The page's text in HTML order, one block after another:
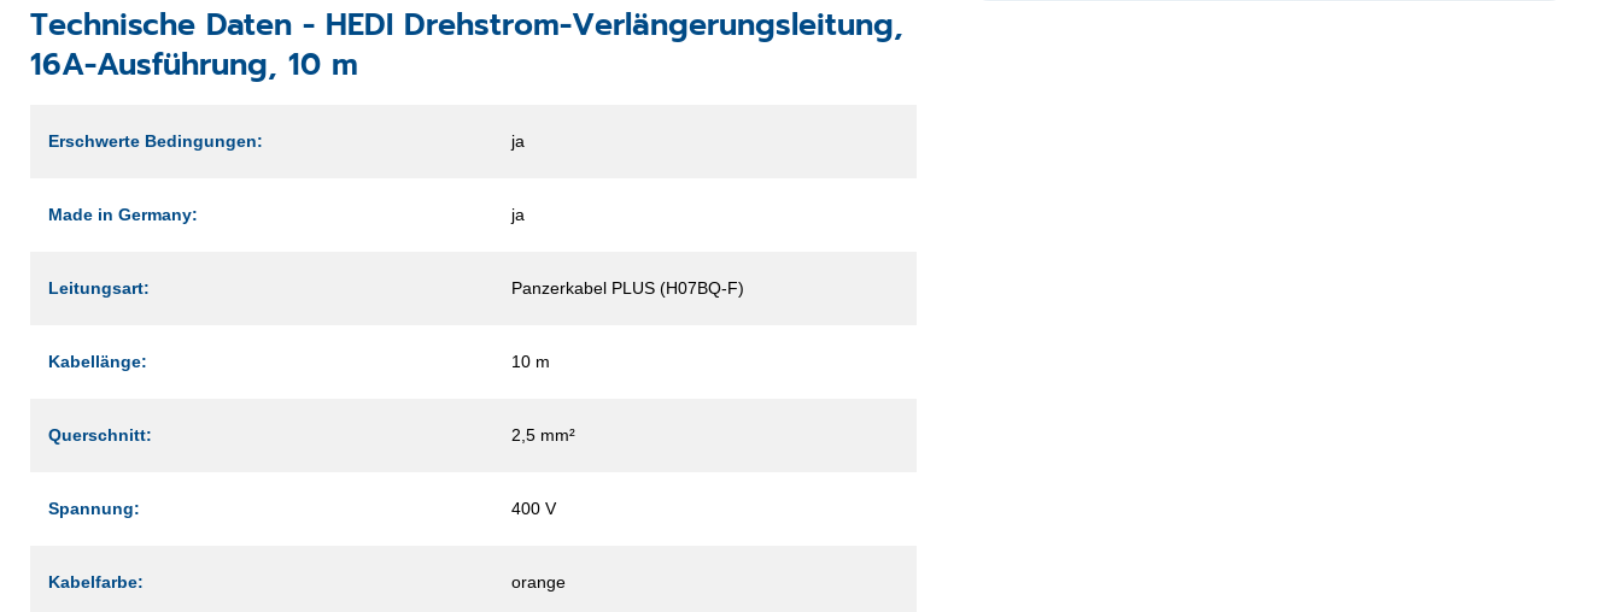
Technische Daten - HEDI Drehstrom-Verlängerungsleitung,
16A-Ausführung, 10 m
Erschwerte Bedingungen: ja
Made in Germany: ja
Leitungsart: Panzerkabel PLUS (H07BQ-F)
Kabellänge: 10 m
Querschnitt: 2,5 mm²
Spannung: 400 V
Kabelfarbe: orange